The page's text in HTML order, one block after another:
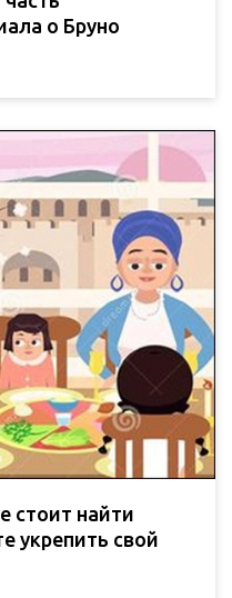
о Бруно
стоит найти
укрепить свой